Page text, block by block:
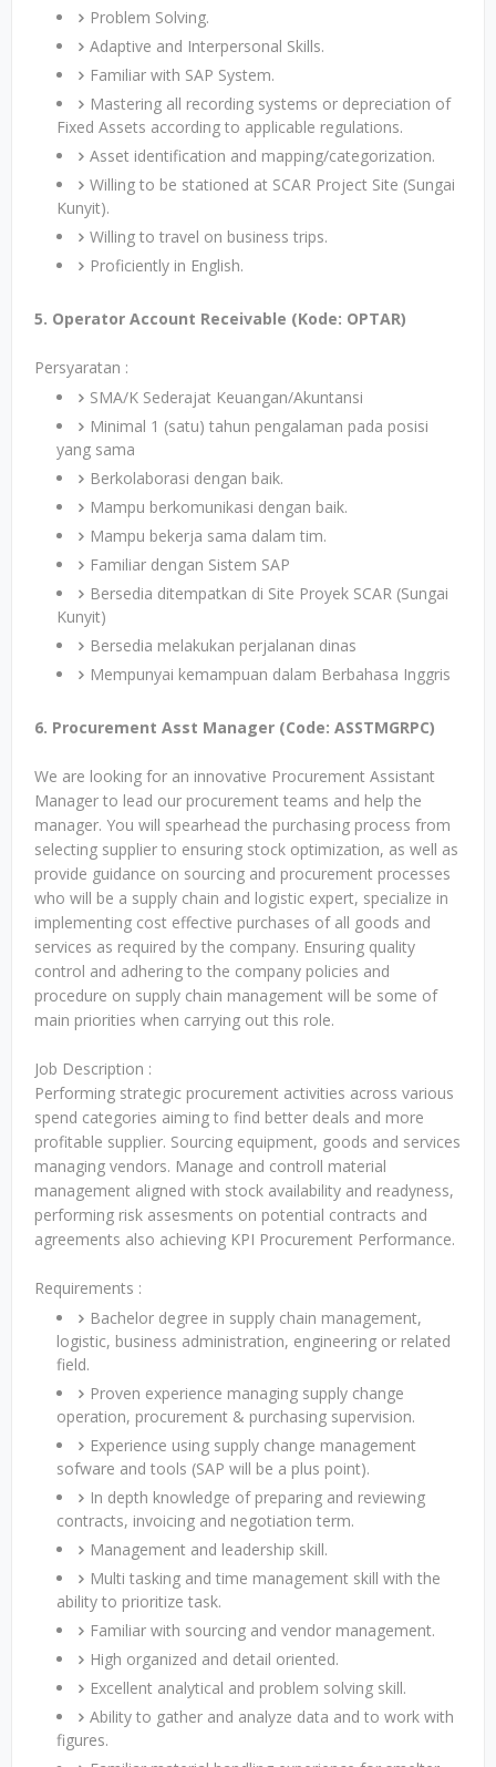
Problem Solving.
Adaptive and Interpersonal Skills.
Familiar with SAP System.
Mastering all recording systems or depreciation of
Fixed Assets according to applicable regulations.
Asset identification and mapping/categorization.
Willing to be stationed at SCAR Project Site (Sungai
Kunyit).
Willing to travel on business trips.
Proficiently in English.
5. Operator Account Receivable (Kode: OPTAR)
Persyaratan :
SMA/K Sederajat Keuangan/Akuntansi
Minimal 1 (satu) tahun pengalaman pada posisi
yang sama
Berkolaborasi dengan baik.
Mampu berkomunikasi dengan baik.
Mampu bekerja sama dalam tim.
Familiar dengan Sistem SAP
Bersedia ditempatkan di Site Proyek SCAR (Sungai
Kunyit)
Bersedia melakukan perjalanan dinas
Mempunyai kemampuan dalam Berbahasa Inggris
6. Procurement Asst Manager (Code: ASSTMGRPC)
We are looking for an innovative Procurement Assistant
Manager to lead our procurement teams and help the
manager. You will spearhead the purchasing process from
selecting supplier to ensuring stock optimization, as well as
provide guidance on sourcing and procurement processes
who will be a supply chain and logistic expert, specialize in
implementing cost effective purchases of all goods and
services as required by the company. Ensuring quality
control and adhering to the company policies and
procedure on supply chain management will be some of
main priorities when carrying out this role.
Job Description :
Performing strategic procurement activities across various
spend categories aiming to find better deals and more
profitable supplier. Sourcing equipment, goods and services
managing vendors. Manage and controll material
management aligned with stock availability and readyness,
performing risk assesments on potential contracts and
agreements also achieving KPI Procurement Performance.
Requirements :
Bachelor degree in supply chain management,
logistic, business administration, engineering or related
field.
Proven experience managing supply change
operation, procurement & purchasing supervision.
Experience using supply change management
sofware and tools (SAP will be a plus point).
In depth knowledge of preparing and reviewing
contracts, invoicing and negotiation term.
Management and leadership skill.
Multi tasking and time management skill with the
ability to prioritize task.
Familiar with sourcing and vendor management.
High organized and detail oriented.
Excellent analytical and problem solving skill.
Ability to gather and analyze data and to work with
figures.